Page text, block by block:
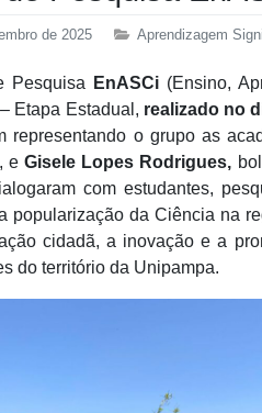
de 2025 Aprendizagem
Pesquisa EnASCi(Ensino,
Etapa Estadual, realizado no
representando o grupo as
e Gisele Lopes Rodrigues,
com estudantes,
popularização da Ciência na
cidadã, a inovação e a
do território da Unipampa.